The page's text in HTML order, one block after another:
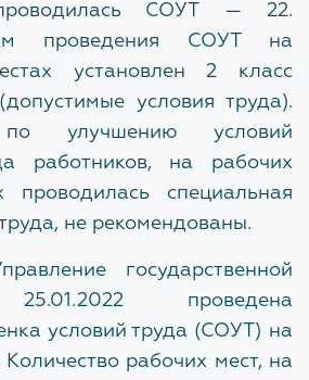
определения сметной
КОРРУПЦИИ
и иные акты в сфере
СОУТ — 22.
проведения СОУТ на
установлен 2 класс
условия труда).
по улучшению условий
работников, на рабочих
проводилась специальная
не рекомендованы.
государственной
25.01.2022 проведена
условий труда (СОУТ) на
рабочих мест, на